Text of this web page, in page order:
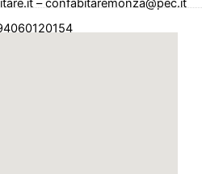
– confabitaremonza@pec.it